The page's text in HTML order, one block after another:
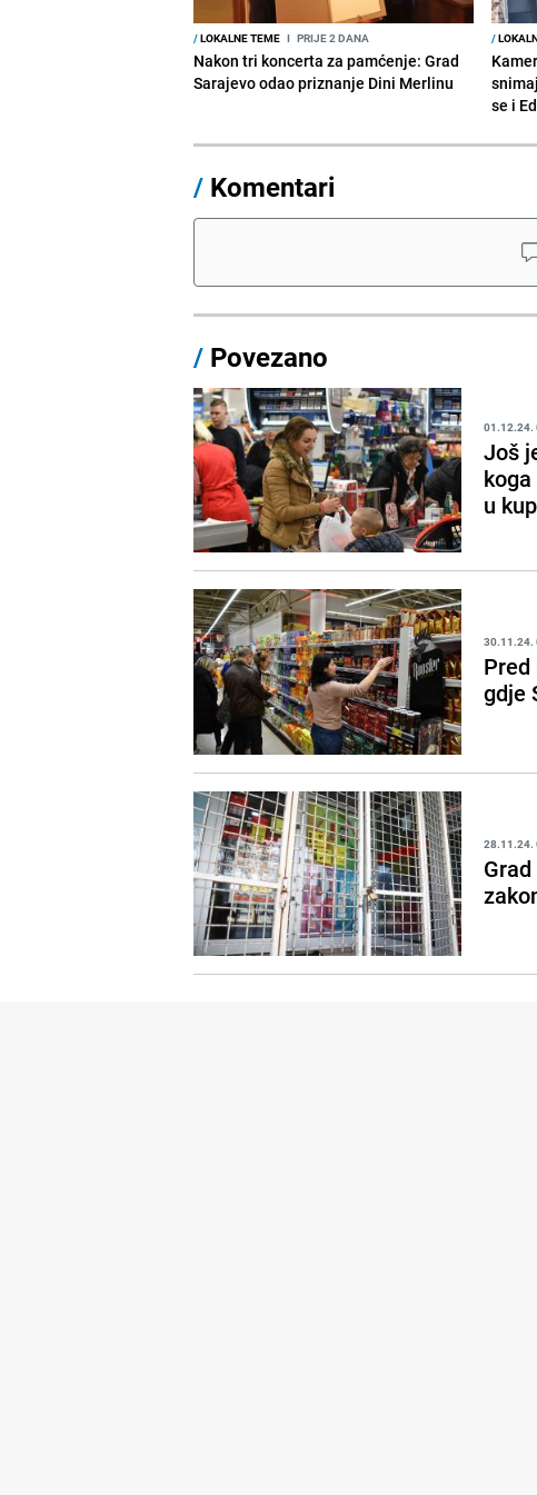
/LOKALNE TEME I PRIJE 2 DANA
Nakon tri koncerta za pamćenje: Grad
Sarajevo odao priznanje Dini Merlinu
/
se i
/ Komentari
/ Povezano
01.12.24.
Još
u
30.11.24.
Pred
gdje
28.11.24.